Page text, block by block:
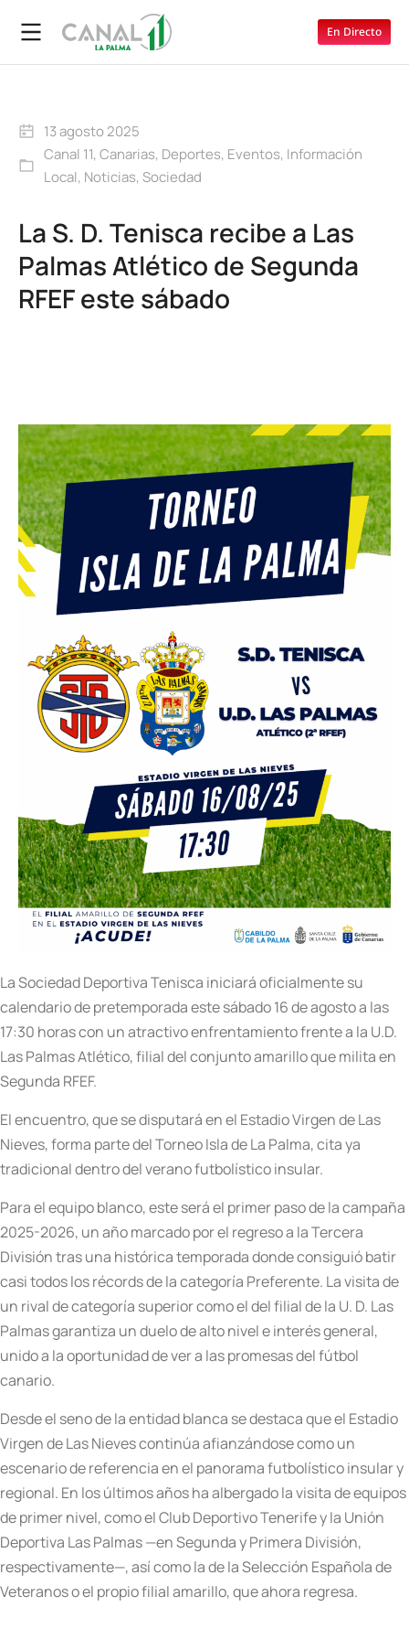
En Directo
13 agosto 2025
Canal 11, Canarias, Deportes, Eventos, Información
Local, Noticias, Sociedad
La S. D. Tenisca recibe a Las
Palmas Atlético de Segunda
RFEF este sábado
La Sociedad Deportiva Tenisca iniciará oficialmente su
calendario de pretemporada este sábado 16 de agosto a las
17:30 horas con un atractivo enfrentamiento frente a la U.D.
Las Palmas Atlético, filial del conjunto amarillo que milita en
Segunda RFEF.
El encuentro, que se disputará en el Estadio Virgen de Las
Nieves, forma parte del Torneo Isla de La Palma, cita ya
tradicional dentro del verano futbolístico insular.
Para el equipo blanco, este será el primer paso de la campaña
2025-2026, un año marcado por el regreso a la Tercera
División tras una histórica temporada donde consiguió batir
casi todos los récords de la categoría Preferente. La visita de
un rival de categoría superior como el del filial de la U. D. Las
Palmas garantiza un duelo de alto nivel e interés general,
unido a la oportunidad de ver a las promesas del fútbol
canario.
Desde el seno de la entidad blanca se destaca que el Estadio
Virgen de Las Nieves continúa afianzándose como un
escenario de referencia en el panorama futbolístico insular y
regional. En los últimos años ha albergado la visita de equipos
de primer nivel, como el Club Deportivo Tenerife y la Unión
Deportiva Las Palmas —en Segunda y Primera División,
respectivamente—, así como la de la Selección Española de
Veteranos o el propio filial amarillo, que ahora regresa.